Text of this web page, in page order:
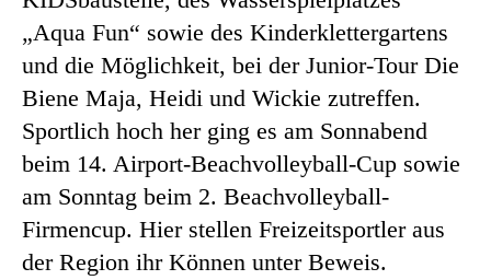
„Aqua Fun“ sowie des Kinderklettergartens
und die Möglichkeit, bei der Junior-Tour Die
Biene Maja, Heidi und Wickie zutreffen.
Sportlich hoch her ging es am Sonnabend
beim 14. Airport-Beachvolleyball-Cup sowie
am Sonntag beim 2. Beachvolleyball-
Firmencup. Hier stellen Freizeitsportler aus
der Region ihr Können unter Beweis.